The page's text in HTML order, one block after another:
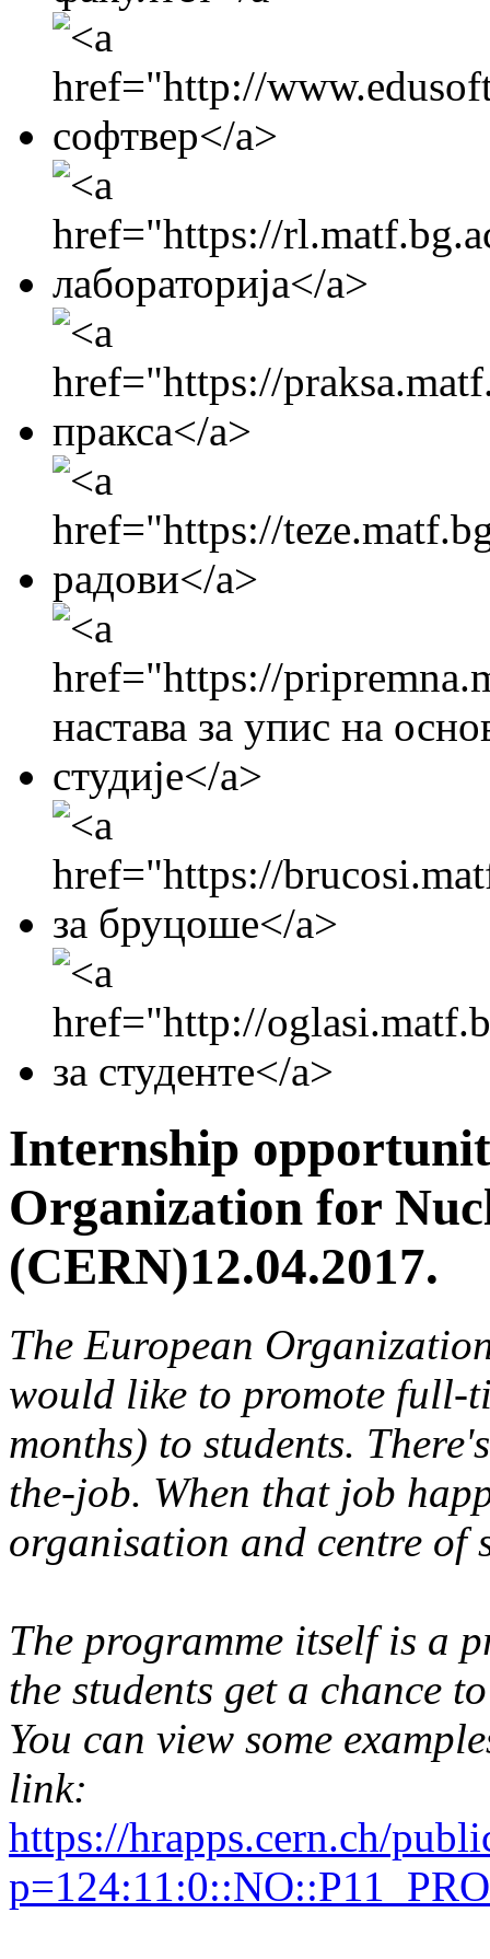
Internship
Organization for
(CERN)12.04.2017.
The European
would like to promote full-
months) to students.
the-job. When that job
organisation and centre of
The programme itself is a
the students get a chance
You can view some
link:
https://hrapps.cern.ch/